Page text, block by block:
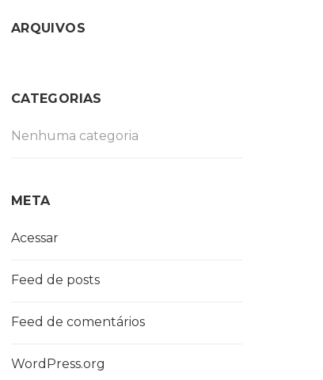
ARQUIVOS
CATEGORIAS
Nenhuma categoria
META
Acessar
Feed de posts
Feed de comentários
WordPress.org